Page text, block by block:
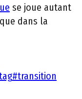
se joue autant
dans la
#transition